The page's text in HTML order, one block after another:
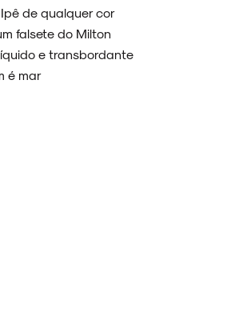
de qualquer cor
falsete do Milton
e transbordante
é mar